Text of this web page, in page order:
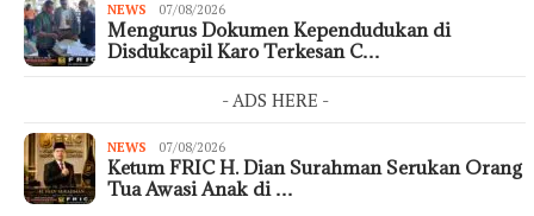
NEWS 07/08/2026
Mengurus Dokumen Kependudukan di
Disdukcapil Karo Terkesan C…
- ADS HERE -
NEWS 07/08/2026
Ketum FRIC H. Dian Surahman Serukan Orang
Tua Awasi Anak di …